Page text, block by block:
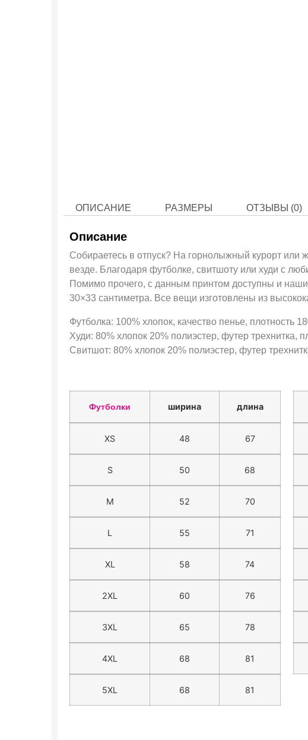
ОПИСАНИЕ РАЗМЕРЫ ОТЗЫВЫ (0)
Описание
Собираетесь в отпуск? На горнолыжный курорт или
везде. Благодаря футболке, свитшоту или худи с
Помимо прочего, с данным принтом доступны и
30×33 сантиметра. Все вещи изготовлены из
Футболка: 100% хлопок, качество пенье, плотность
Худи: 80% хлопок 20% полиэстер, футер трехнитка,
Свитшот: 80% хлопок 20% полиэстер, футер
Футболки ширина длина
XS 48 67
S 50 68
M 52 70
L 55 71
XL 58 74
2XL 60 76
3XL 65 78
4XL 68 81
5XL 68 81